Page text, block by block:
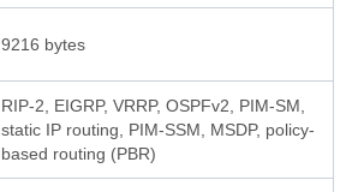
9216 bytes
RIP-2, EIGRP, VRRP, OSPFv2, PIM-SM,
static IP routing, PIM-SSM, MSDP, policy-
based routing (PBR)